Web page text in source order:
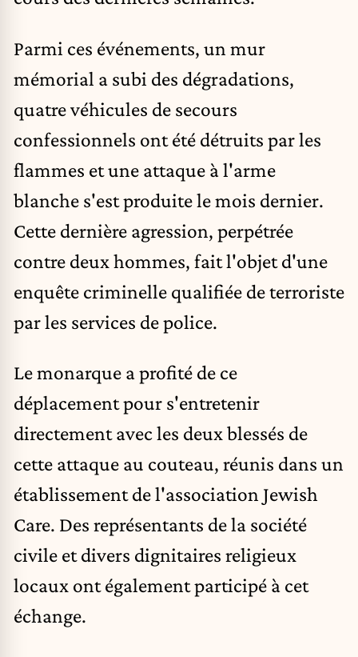
Parmi ces événements, un mur
mémorial a subi des dégradations,
quatre véhicules de secours
confessionnels ont été détruits par les
flammes etune attaque à l'arme
blanche s'est produite le mois dernier.
Cette dernière agression, perpétrée
contre deux hommes, fait l'objet d'une
enquête criminelle qualifiée de terroriste
par les services de police.
Le monarque a profité de ce
déplacement pour s'entretenir
directement avec les deux blessés de
cette attaque au couteau, réunis dans un
établissement de l'association Jewish
Care. Des représentants de la société
civile et divers dignitaires religieux
locaux ont également participé à cet
échange.